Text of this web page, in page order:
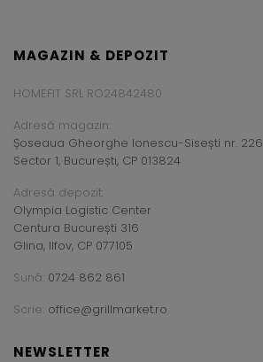
MAGAZIN & DEPOZIT
HOMEFIT SRL RO24842480
Adresă magazin:
Șoseaua Gheorghe Ionescu-Sisești nr. 226
Sector 1, București, CP 013824
Adresă depozit:
Olympia Logistic Center
Centura București 316
Glina, Ilfov, CP 077105
Sună: 0724 862 861
Scrie: office@grillmarket.ro
NEWSLETTER